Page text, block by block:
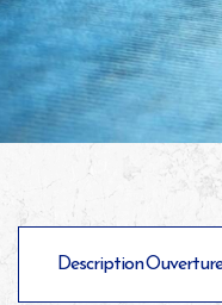
Description